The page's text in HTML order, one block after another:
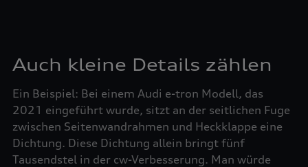
Auch kleine Details zählen
Ein Beispiel: Bei einem Audi e-tron Modell, das
2021 eingeführt wurde, sitzt an der seitlichen Fuge
zwischen Seitenwandrahmen und Heckklappe eine
Dichtung. Diese Dichtung allein bringt fünf
Tausendstel in der cw-Verbesserung. Man würde